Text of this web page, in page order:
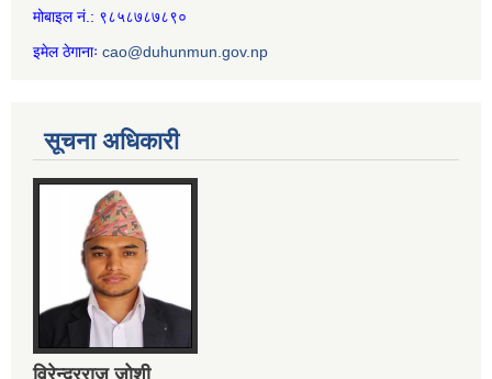
मोबाइल नं.: ९८५८७८७८९०
इमेल ठेगानाः cao@duhunmun.gov.np
सूचना अधिकारी